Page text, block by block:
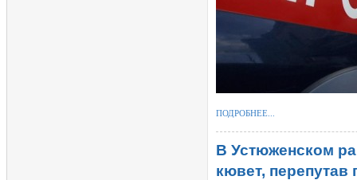
ПОДРОБНЕЕ...
В Устюженском
кювет, перепутав